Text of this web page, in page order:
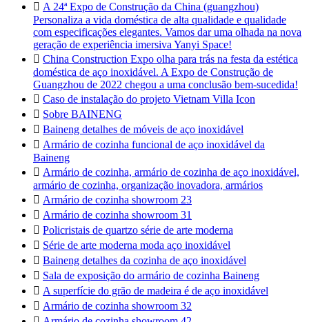
 A 24ª Expo de Construção da China (guangzhou)
Personaliza a vida doméstica de alta qualidade e qualidade
com especificações elegantes. Vamos dar uma olhada na nova
geração de experiência imersiva Yanyi Space!
 China Construction Expo olha para trás na festa da estética
doméstica de aço inoxidável. A Expo de Construção de
Guangzhou de 2022 chegou a uma conclusão bem-sucedida!
 Caso de instalação do projeto Vietnam Villa Icon
 Sobre BAINENG
 Baineng detalhes de móveis de aço inoxidável
 Armário de cozinha funcional de aço inoxidável da
Baineng
 Armário de cozinha, armário de cozinha de aço inoxidável,
armário de cozinha, organização inovadora, armários
 Armário de cozinha showroom 23
 Armário de cozinha showroom 31
 Policristais de quartzo série de arte moderna
 Série de arte moderna moda aço inoxidável
 Baineng detalhes da cozinha de aço inoxidável
 Sala de exposição do armário de cozinha Baineng
 A superfície do grão de madeira é de aço inoxidável
 Armário de cozinha showroom 32